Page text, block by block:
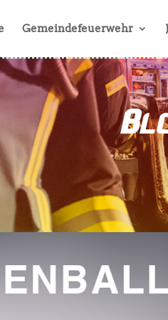
Gemeindefeuerwehr